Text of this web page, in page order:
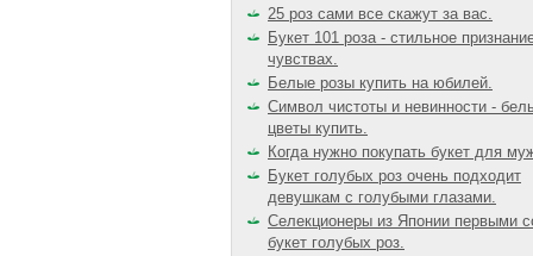
25 роз сами все скажут за вас.
Букет 101 роза - стильное
чувствах.
Белые розы купить на юбилей.
Символ чистоты и невинности -
цветы купить.
Когда нужно покупать букет для
Букет голубых роз очень подходит
девушкам с голубыми глазами.
Селекционеры из Японии первыми
букет голубых роз.